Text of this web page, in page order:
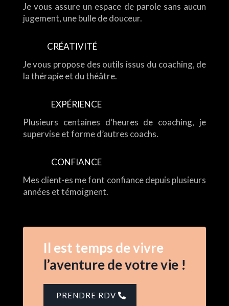
Je vous assure un espace de parole sans aucun
jugement, une bulle de douceur.
CRÉATIVITÉ
Je vous propose des outils issus du coaching, de
la thérapie et du théâtre.
EXPÉRIENCE
Plusieurs centaines d’heures de coaching, je
supervise et forme d’autres coachs.
CONFIANCE
Mes client·es me font confiance depuis plusieurs
années et témoignent.
Il est temps de vivre
l’aventure de votre vie !
PRENDRE RDV